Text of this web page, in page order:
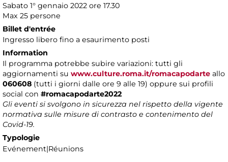
Sabato 1° gennaio 2022 ore 17.30
Max 25 persone
Billet d'entrée
Ingresso libero fino a esaurimento posti
Information
Il programma potrebbe subire variazioni: tutti gli
aggiornamenti su www.culture.roma.it/romacapodarte allo
060608 (tutti i giorni dalle ore 9 alle 19) oppure sui profili
social con #romacapodarte2022
Gli eventi si svolgono in sicurezza nel rispetto della vigente
normativa sulle misure di contrasto e contenimento del
Covid-19.
Typologie
Evénement|Réunions